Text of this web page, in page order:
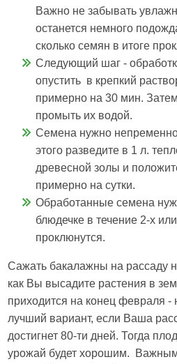
Важно не забывать
останется немного
сколько семян в итоге
Следующий шаг -
опустить в крепкий
примерно на 30 мин.
промыть их водой.
Семена нужно
этого разведите в 1 л.
древесной золы и
примерно на сутки.
Обработанные семена
блюдечке в течение 2-х
проклюнутся.
Сажать бакалажны на рассаду
как Вы высадите растения в
приходится на конец февраля
лучший вариант, если Ваша
достигнет 80-ти дней. Тогда
урожай будет хорошим. Важным